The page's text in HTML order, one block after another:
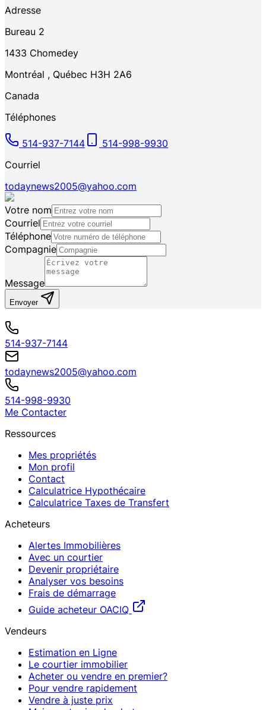
Adresse
Bureau 2
1433 Chomedey
Montréal , Québec H3H 2A6
Canada
Téléphones
514-937-7144
514-998-9930
Courriel
todaynews2005@yahoo.com
Votre nom
Courriel
Téléphone
Compagnie
Message
Envoyer
514-937-7144
todaynews2005@yahoo.com
514-998-9930
Me Contacter
Ressources
Mes propriétés
Mon profil
Contact
Calculatrice Hypothécaire
Calculatrice Taxes de Transfert
Acheteurs
Alertes Immobilières
Avec un courtier
Devenir propriétaire
Analyser vos besoins
Frais de démarrage
Guide acheteur OACIQ
Vendeurs
Estimation en Ligne
Le courtier immobilier
Acheter ou vendre en premier?
Pour vendre rapidement
Vendre à juste prix